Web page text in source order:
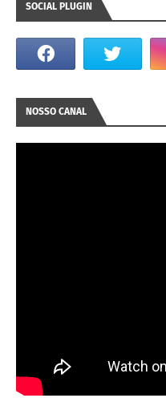
SOCIAL PLUGIN
NOSSO CANAL